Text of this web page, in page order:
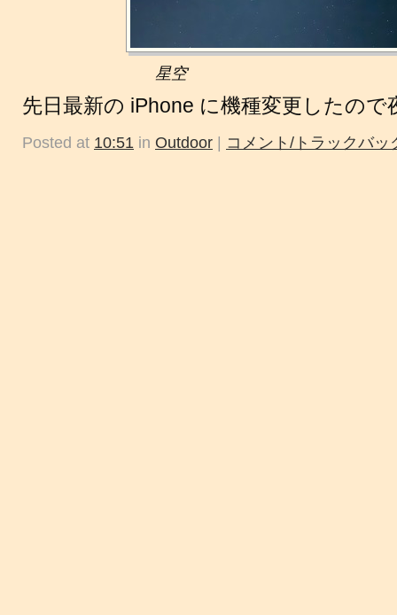
星空
先日最新の iPhone に機種変更したの
Posted at 10:51 in Outdoor コメント/トラックバッ